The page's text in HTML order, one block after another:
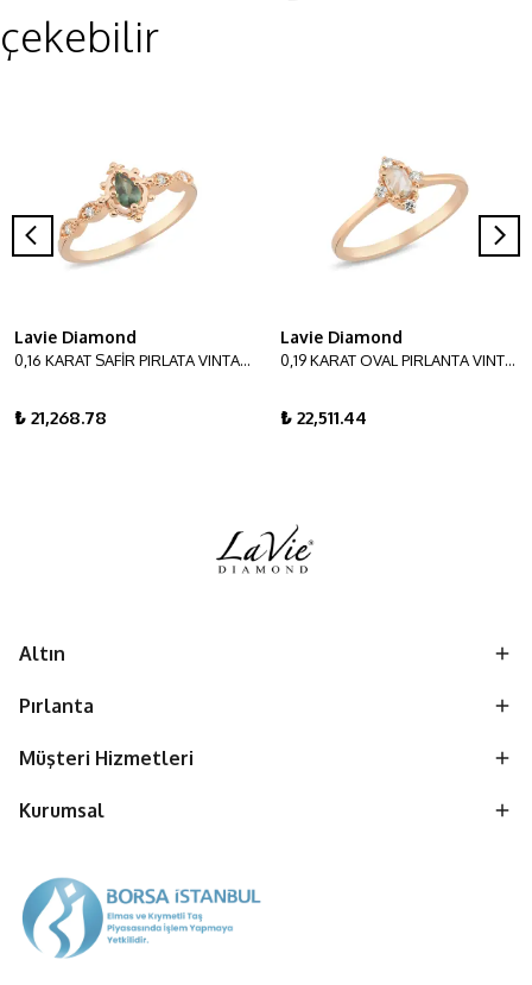
çekebilir
Lavie Diamond
0,16 KARAT SAFİR PIRLATA VINTAGE YÜZÜK
₺ 21,268.78
Lavie Diamond
0,19 KARAT OVAL PIRLANTA VINTAGE YÜZÜK
₺ 22,511.44
Altın
Pırlanta
Müşteri Hizmetleri
Kurumsal